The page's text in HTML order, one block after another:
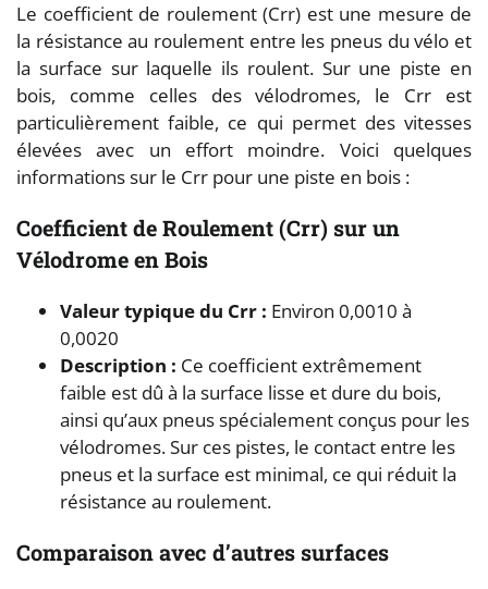
Le coefficient de roulement (Crr) est une mesure de
la résistance au roulement entre les pneus du vélo et
la surface sur laquelle ils roulent. Sur une piste en
bois, comme celles des vélodromes, le Crr est
particulièrement faible, ce qui permet des vitesses
élevées avec un effort moindre. Voici quelques
informations sur le Crr pour une piste en bois :
Coefficient de Roulement (Crr) sur un
Vélodrome en Bois
Valeur typique du Crr : Environ 0,0010 à
0,0020
Description : Ce coefficient extrêmement
faible est dû à la surface lisse et dure du bois,
ainsi qu’aux pneus spécialement conçus pour les
vélodromes. Sur ces pistes, le contact entre les
pneus et la surface est minimal, ce qui réduit la
résistance au roulement.
Comparaison avec d’autres surfaces